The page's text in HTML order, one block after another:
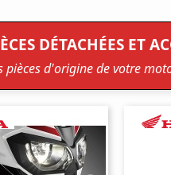
DÉTACHÉES ET
pièces d'origine de votre